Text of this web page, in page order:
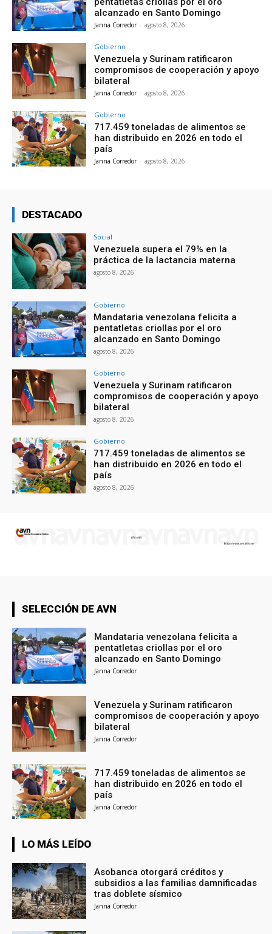
alcanzado en Santo Domingo
Janna Corredor - agosto 8, 2026
Gobierno
Venezuela y Surinam ratificaron
compromisos de cooperación y apoyo
bilateral
Janna Corredor - agosto 8, 2026
Gobierno
717.459 toneladas de alimentos se
han distribuido en 2026 en todo el
país
Janna Corredor - agosto 8, 2026
DESTACADO
Social
Venezuela supera el 79% en la
práctica de la lactancia materna
agosto 8, 2026
Gobierno
Mandataria venezolana felicita a
pentatletas criollas por el oro
alcanzado en Santo Domingo
agosto 8, 2026
Gobierno
Venezuela y Surinam ratificaron
compromisos de cooperación y apoyo
bilateral
agosto 8, 2026
Gobierno
717.459 toneladas de alimentos se
han distribuido en 2026 en todo el
país
agosto 8, 2026
SELECCIÓN DE AVN
Mandataria venezolana felicita a
pentatletas criollas por el oro
alcanzado en Santo Domingo
Janna Corredor
Venezuela y Surinam ratificaron
compromisos de cooperación y apoyo
bilateral
Janna Corredor
717.459 toneladas de alimentos se
han distribuido en 2026 en todo el
país
Janna Corredor
LO MÁS LEÍDO
Asobanca otorgará créditos y
subsidios a las familias damnificadas
tras doblete sísmico
Janna Corredor